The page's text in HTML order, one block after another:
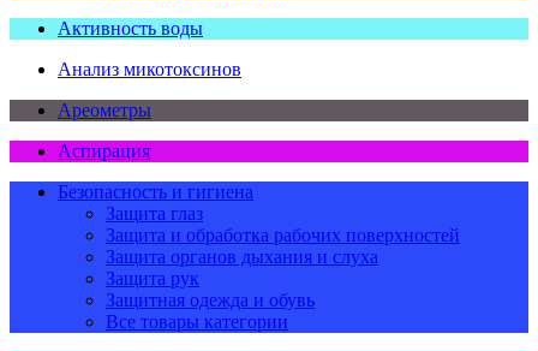
Активность воды
Анализ микотоксинов
Ареометры
Аспирация
Безопасность и гигиена
Защита глаз
Защита и обработка рабочих поверхностей
Защита органов дыхания и слуха
Защита рук
Защитная одежда и обувь
Все товары категории